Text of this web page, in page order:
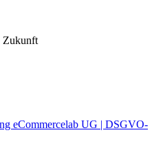
Zukunft
eCommercelab UG | DSGVO-